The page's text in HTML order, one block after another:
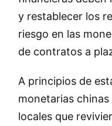
y restablecer los
riesgo en las
de contratos a
A principios de
monetarias
locales que